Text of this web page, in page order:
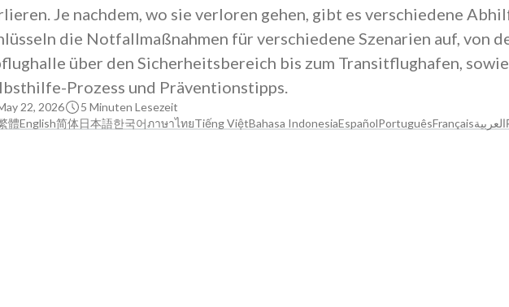
Je nachdem, wo sie verloren gehen, gibt es verschiedene
die Notfallmaßnahmen für verschiedene Szenarien auf, von
über den Sicherheitsbereich bis zum Transitflughafen,
Prozess und Präventionstipps.
22, 2026
5 Minuten Lesezeit
體English简体日本語한국어ภาษาไทยTiếng ViệtBahasa IndonesiaEspañolPortuguêsFrançaisالعربية